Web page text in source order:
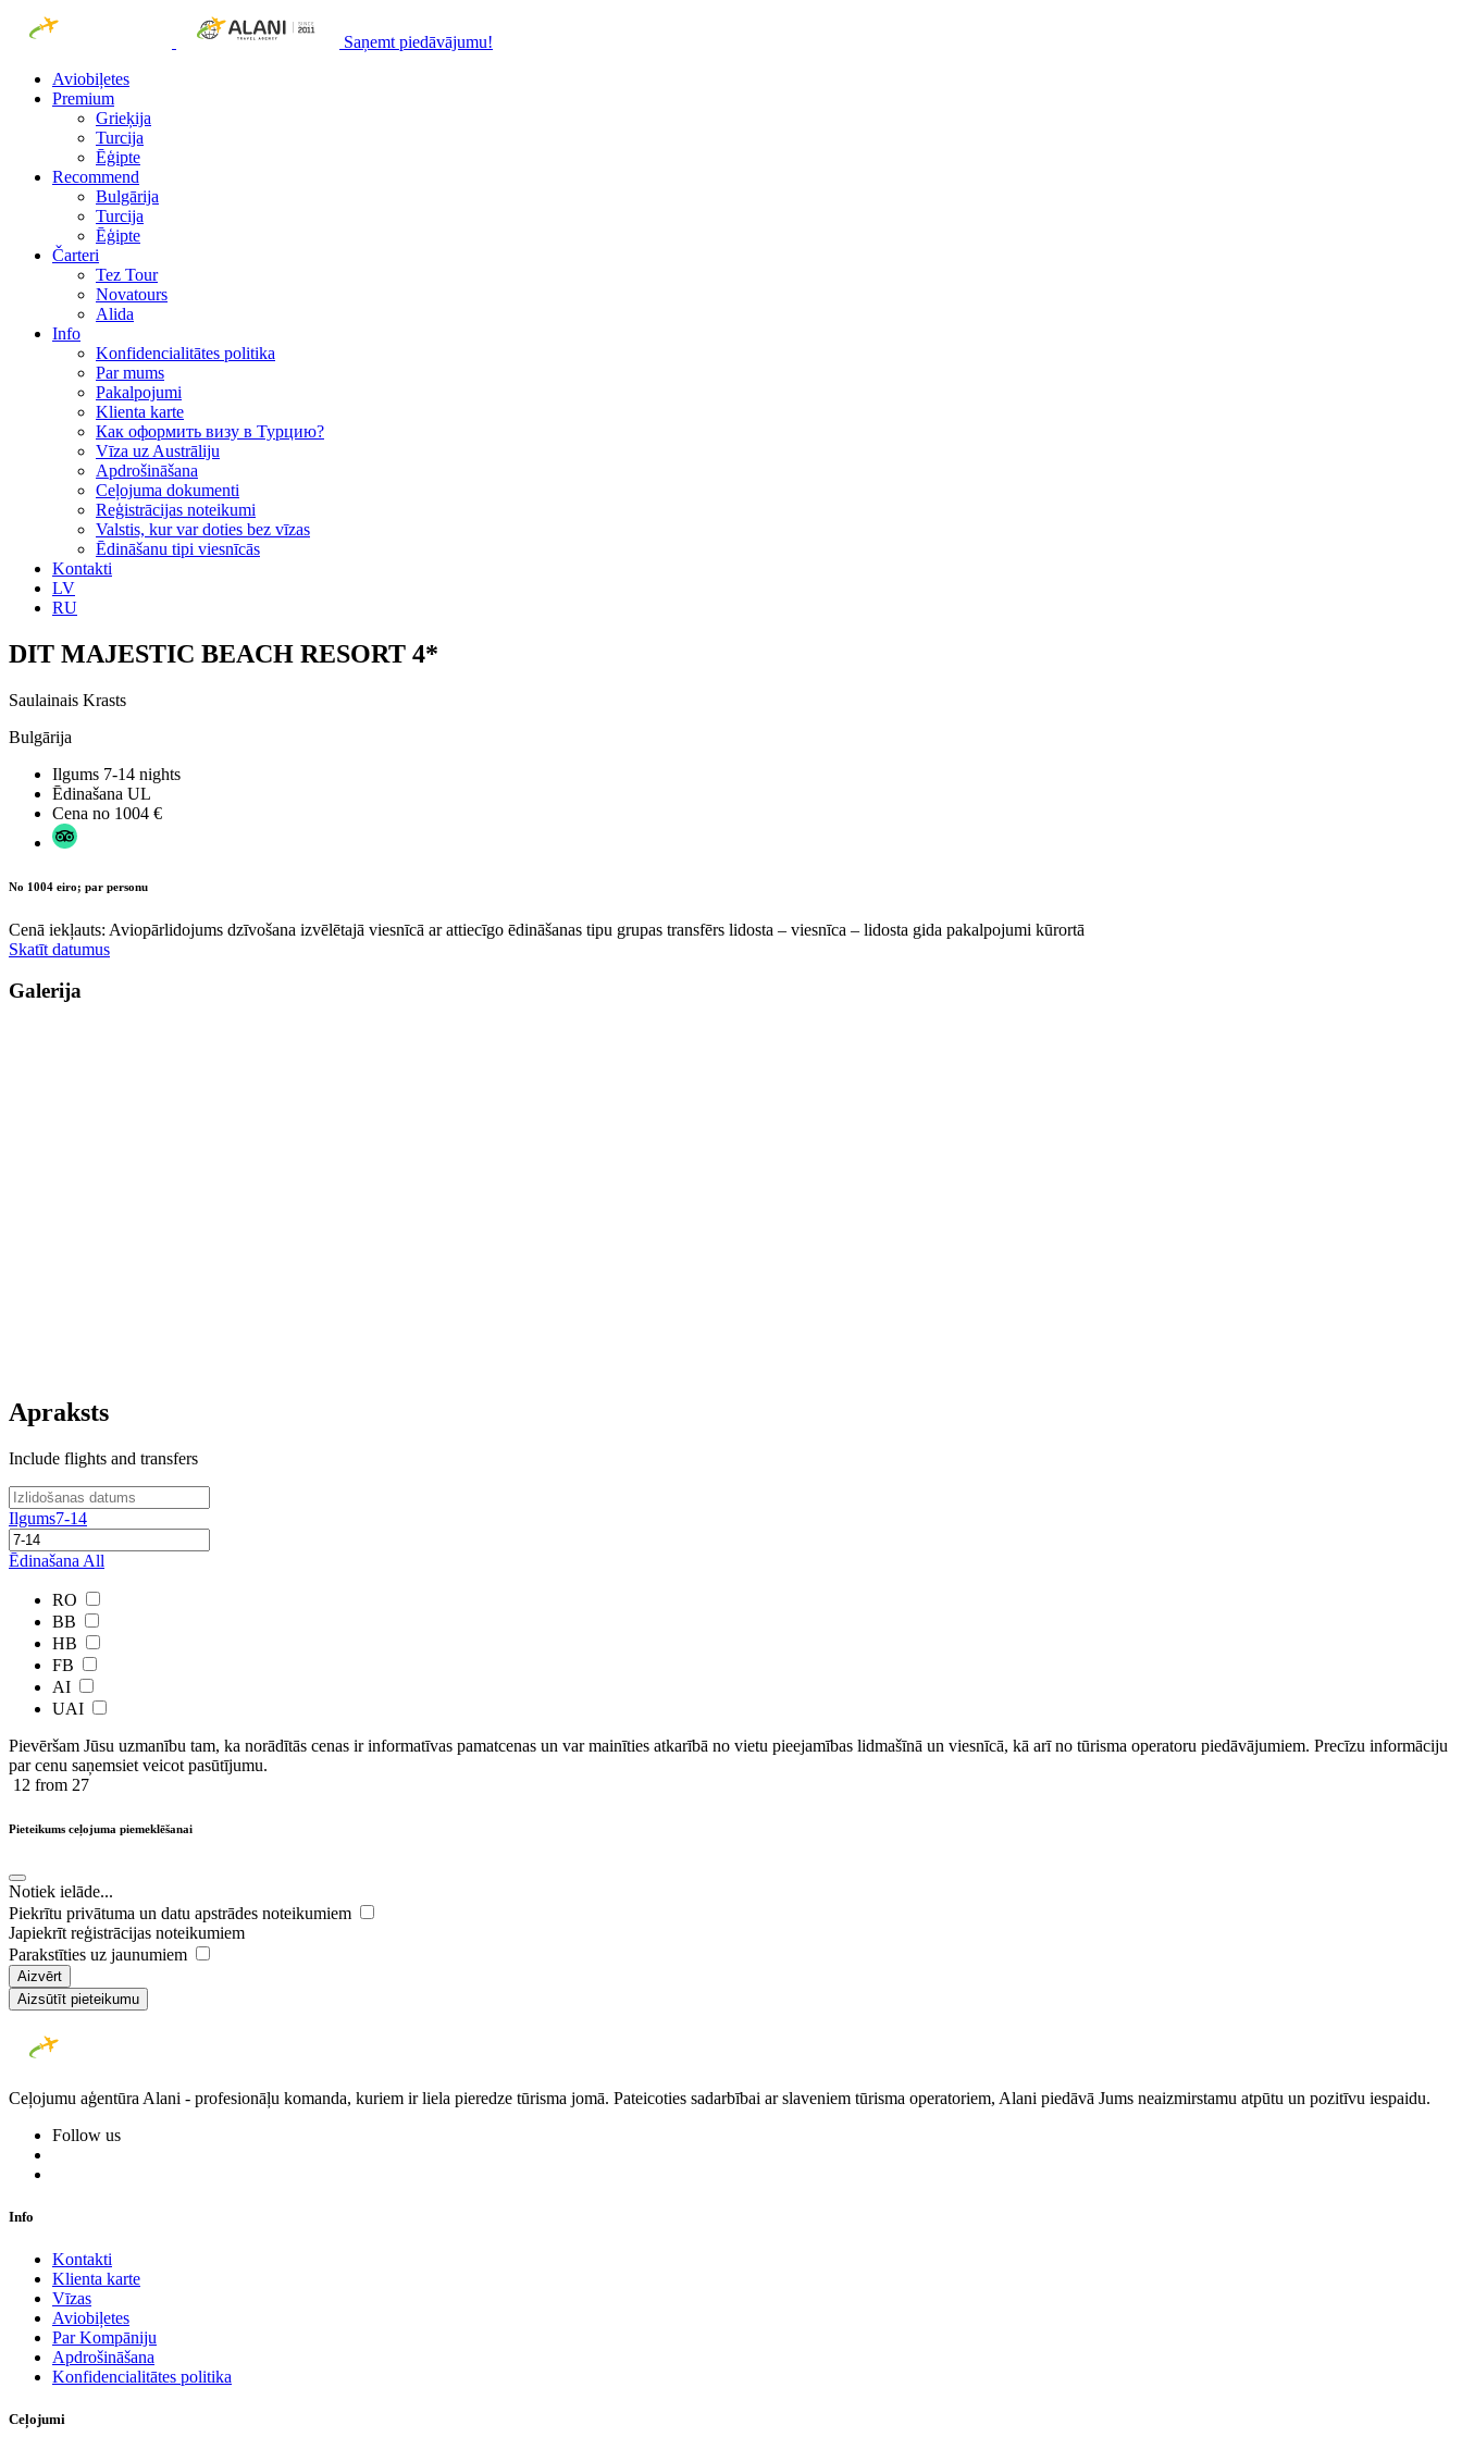
Saņemt piedāvājumu!
Aviobiļetes
Premium
Grieķija
Turcija
Ēģipte
Recommend
Bulgārija
Turcija
Ēģipte
Čarteri
Tez Tour
Novatours
Alida
Info
Konfidencialitātes politika
Par mums
Рakalpojumi
Klienta karte
Как оформить визу в Турцию?
Vīza uz Austrāliju
Apdrošināšana
Ceļojuma dokumenti
Reģistrācijas noteikumi
Valstis, kur var doties bez vīzas
Ēdināšanu tipi viesnīcās
Kontakti
LV
RU
DIT MAJESTIC BEACH RESORT 4*
Saulainais Krasts
Bulgārija
Ilgums 7-14 nights
Ēdinašana UL
Cena no 1004 €
No 1004 eiro; par personu
Cenā iekļauts: Aviopārlidojums dzīvošana izvēlētajā viesnīcā ar attiecīgo ēdināšanas tipu grupas transfērs lidosta – viesnīca – lidosta gida pakalpojumi kūrortā
Skatīt datumus
Galerija
Apraksts
Include flights and transfers
Ilgums7-14
Ēdinašana All
RO
BB
HB
FB
AI
UAI
Pievēršam Jūsu uzmanību tam, ka norādītās cenas ir ​informatīvas ​pamatcenas un var mainīties atkarībā ​no ​vietu pieejamības lidmašīnā un viesnīcā, kā arī no tūrisma operatoru piedāvājumiem. Precīzu informāciju
par cenu saņemsiet veicot pasūtījumu.
12 from 27
Pieteikums ceļojuma piemeklēšanai
Notiek ielāde...
Piekrītu privātuma un datu apstrādes noteikumiem
Japiekrīt reģistrācijas noteikumiem
Parakstīties uz jaunumiem
Aizvērt
Aizsūtīt pieteikumu
Ceļojumu aģentūra Alani - profesionāļu komanda, kuriem ir liela pieredze tūrisma jomā. Pateicoties sadarbībai ar slaveniem tūrisma operatoriem, Alani piedāvā Jums neaizmirstamu atpūtu un pozitīvu iespaidu.
Follow us
Info
Kontakti
Klienta karte
Vīzas
Aviobiļetes
Par Kompāniju
Apdrošināšana
Konfidencialitātes politika
Ceļojumi